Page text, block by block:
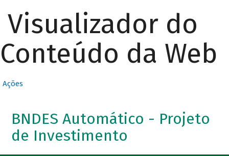
Visualizador do
Conteúdo da Web
Ações
BNDES Automático - Projeto
de Investimento